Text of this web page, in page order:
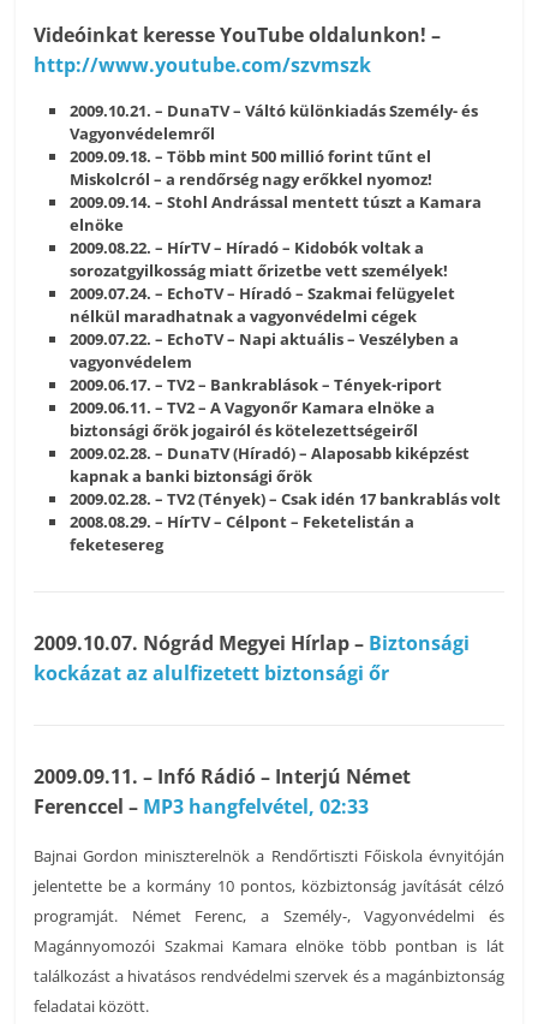
Videóinkat keresse YouTube oldalunkon! –
http://www.youtube.com/szvmszk
2009.10.21. – DunaTV – Váltó különkiadás Személy- és
Vagyonvédelemről
2009.09.18. – Több mint 500 millió forint tűnt el
Miskolcról – a rendőrség nagy erőkkel nyomoz!
2009.09.14. – Stohl Andrással mentett túszt a Kamara
elnöke
2009.08.22. – HírTV – Híradó – Kidobók voltak a
sorozatgyilkosság miatt őrizetbe vett személyek!
2009.07.24. – EchoTV – Híradó – Szakmai felügyelet
nélkül maradhatnak a vagyonvédelmi cégek
2009.07.22. – EchoTV – Napi aktuális – Veszélyben a
vagyonvédelem
2009.06.17. – TV2 – Bankrablások – Tények-riport
2009.06.11. – TV2 – A Vagyonőr Kamara elnöke a
biztonsági őrök jogairól és kötelezettségeiről
2009.02.28. – DunaTV (Híradó) – Alaposabb kiképzést
kapnak a banki biztonsági őrök
2009.02.28. – TV2 (Tények) – Csak idén 17 bankrablás volt
2008.08.29. – HírTV – Célpont – Feketelistán a
feketesereg
2009.10.07. Nógrád Megyei Hírlap – Biztonsági
kockázat az alulfizetett biztonsági őr
2009.09.11. – Infó Rádió – Interjú Német
Ferenccel – MP3 hangfelvétel, 02:33
Bajnai Gordon miniszterelnök a Rendőrtiszti Főiskola évnyitóján
jelentette be a kormány 10 pontos, közbiztonság javítását célzó
programját. Német Ferenc, a Személy-, Vagyonvédelmi és
Magánnyomozói Szakmai Kamara elnöke több pontban is lát
találkozást a hivatásos rendvédelmi szervek és a magánbiztonság
feladatai között.